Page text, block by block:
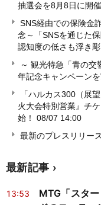
抽選会を8月8日に開催
SNS経由での保険金
念～「SNSを通じた
認知度の低さも浮き彫
～ 観光特急「青の交
年記念キャンペーンを
「ハルカス300（展
火大会特別営業』チ
始！ 08/07 14:00
最新のプレスリリー
最新記事
13:53
MTG「スタ